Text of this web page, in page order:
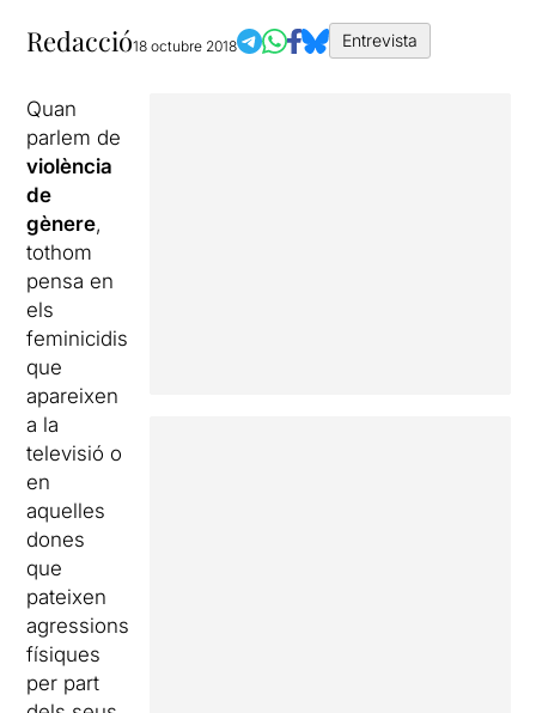
Redacció18 octubre 2018 Entrevista
Quan
parlem de
violència
de
gènere,
tothom
pensa en
els
feminicidis
que
apareixen
a la
televisió o
en
aquelles
dones
que
pateixen
agressions
físiques
per part